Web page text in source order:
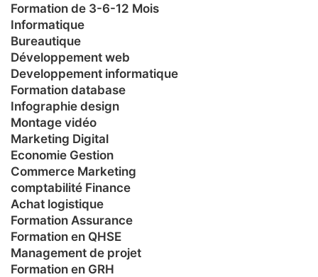
Formation de 3-6-12 Mois
Informatique
Bureautique
Développement web
Developpement informatique
Formation database
Infographie design
Montage vidéo
Marketing Digital
Economie Gestion
Commerce Marketing
comptabilité Finance
Achat logistique
Formation Assurance
Formation en QHSE
Management de projet
Formation en GRH